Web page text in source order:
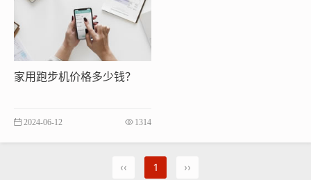
家用跑步机价格多少钱？
2024-06-12 1314
‹‹ 1 ››